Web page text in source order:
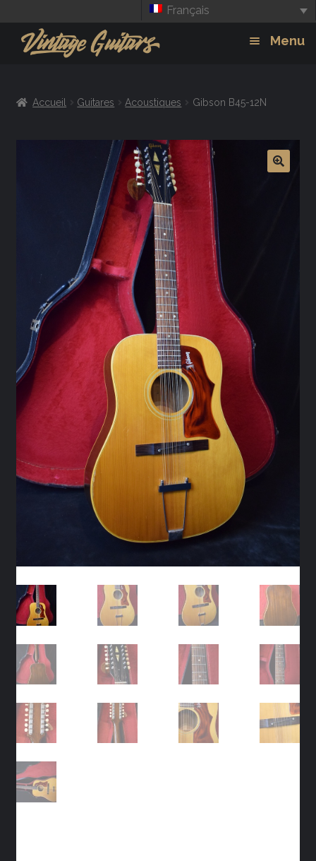
Français
Menu
Amplis
Accueil Guitares Acoustiques Gibson B45-12N